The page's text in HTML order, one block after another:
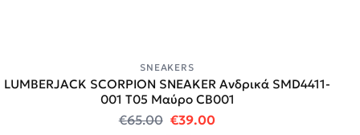
SNEAKERS
LUMBERJACK SCORPION SNEAKER Ανδρικά SMD4411-
001 Τ05 Μαύρο CB001
€65.00 Original price was: €65.00.
€39.00Η τρέχουσα τιμή